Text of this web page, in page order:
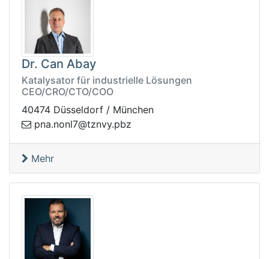
Dr. Can Abay
Katalysator für industrielle Lösungen
CEO/CRO/CTO/COO
40474 Düsseldorf / München
zbp.yvnzt@7lno
n.anp
Mehr